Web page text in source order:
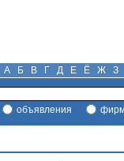
А Б В Г Д Е Ё Ж З
объявления